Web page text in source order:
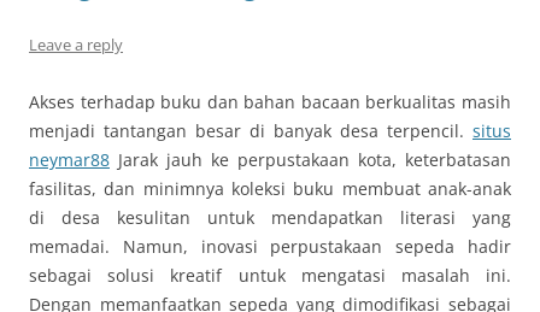
Leave a reply
Akses terhadap buku dan bahan bacaan berkualitas masih
menjadi tantangan besar di banyak desa terpencil. situs
neymar88 Jarak jauh ke perpustakaan kota, keterbatasan
fasilitas, dan minimnya koleksi buku membuat anak-anak
di desa kesulitan untuk mendapatkan literasi yang
memadai. Namun, inovasi perpustakaan sepeda hadir
sebagai solusi kreatif untuk mengatasi masalah ini.
Dengan memanfaatkan sepeda yang dimodifikasi sebagai